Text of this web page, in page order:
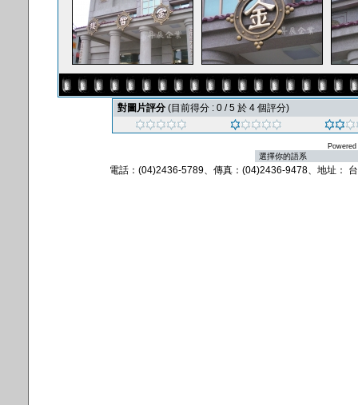
對圖片評分 (目前得分 : 0 / 5 於 4 個評分)
電話：(04)2436-5789、傳真：(04)2436-9478、地址：